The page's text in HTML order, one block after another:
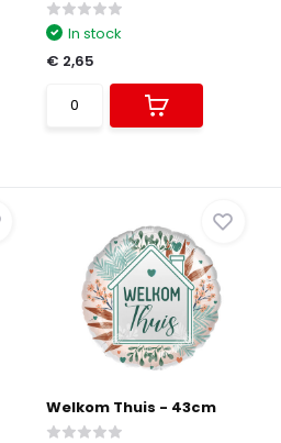
In stock
€ 2,65
Welkom Thuis - 43cm